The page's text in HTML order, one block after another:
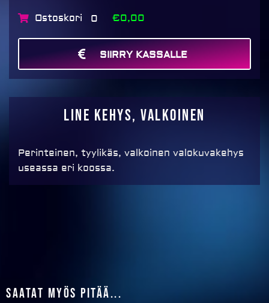
Ostoskori 0 €0,00
SIIRRY KASSALLE
Line kehys, VALKOINEN
Perinteinen, tyylikäs, valkoinen valokuvakehys
useassa eri koossa.
Saatat myös pitää...